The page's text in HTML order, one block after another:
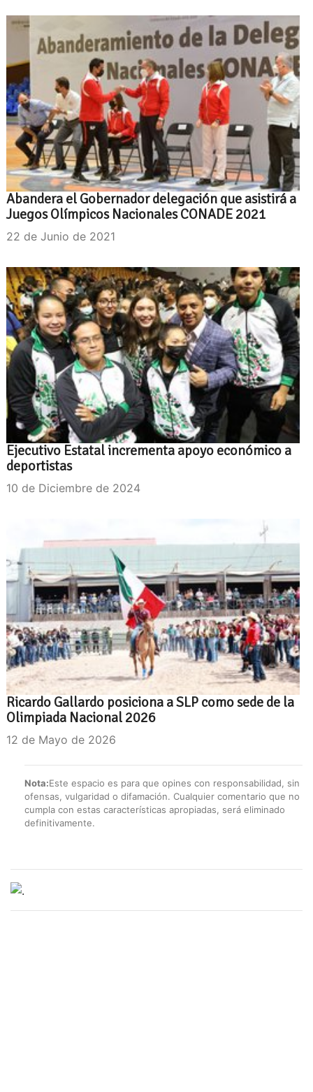
Abandera el Gobernador delegación que asistirá a
Juegos Olímpicos Nacionales CONADE 2021
22 de Junio de 2021
Ejecutivo Estatal incrementa apoyo económico a
deportistas
10 de Diciembre de 2024
Ricardo Gallardo posiciona a SLP como sede de la
Olimpiada Nacional 2026
12 de Mayo de 2026
Nota:Este espacio es para que opines con responsabilidad, sin
ofensas, vulgaridad o difamación. Cualquier comentario que no
cumpla con estas características apropiadas, será eliminado
definitivamente.